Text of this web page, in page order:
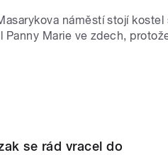
náměstí stojí kostel
Panny Marie ve zdech,
se rád vracel do